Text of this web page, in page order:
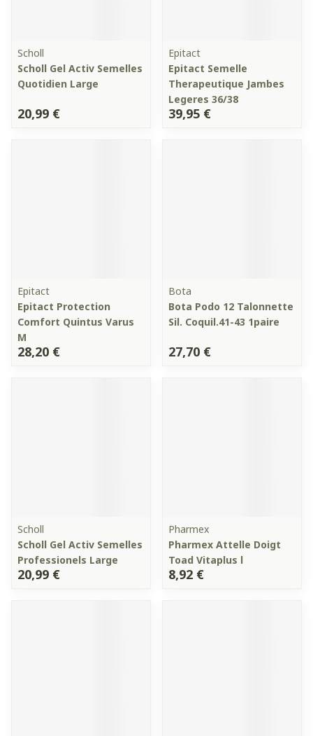
Scholl
Scholl Gel Activ Semelles
Quotidien Large
20,99 €
Epitact
Epitact Semelle
Therapeutique Jambes
Legeres 36/38
39,95 €
Epitact
Epitact Protection
Comfort Quintus Varus
M
28,20 €
Bota
Bota Podo 12 Talonnette
Sil. Coquil.41-43 1paire
27,70 €
Scholl
Scholl Gel Activ Semelles
Professionels Large
20,99 €
Pharmex
Pharmex Attelle Doigt
Toad Vitaplus l
8,92 €